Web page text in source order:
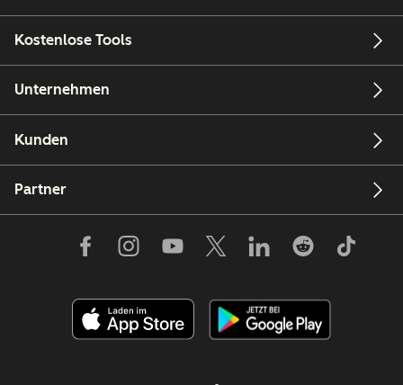
Kostenlose Tools
Unternehmen
Kunden
Partner